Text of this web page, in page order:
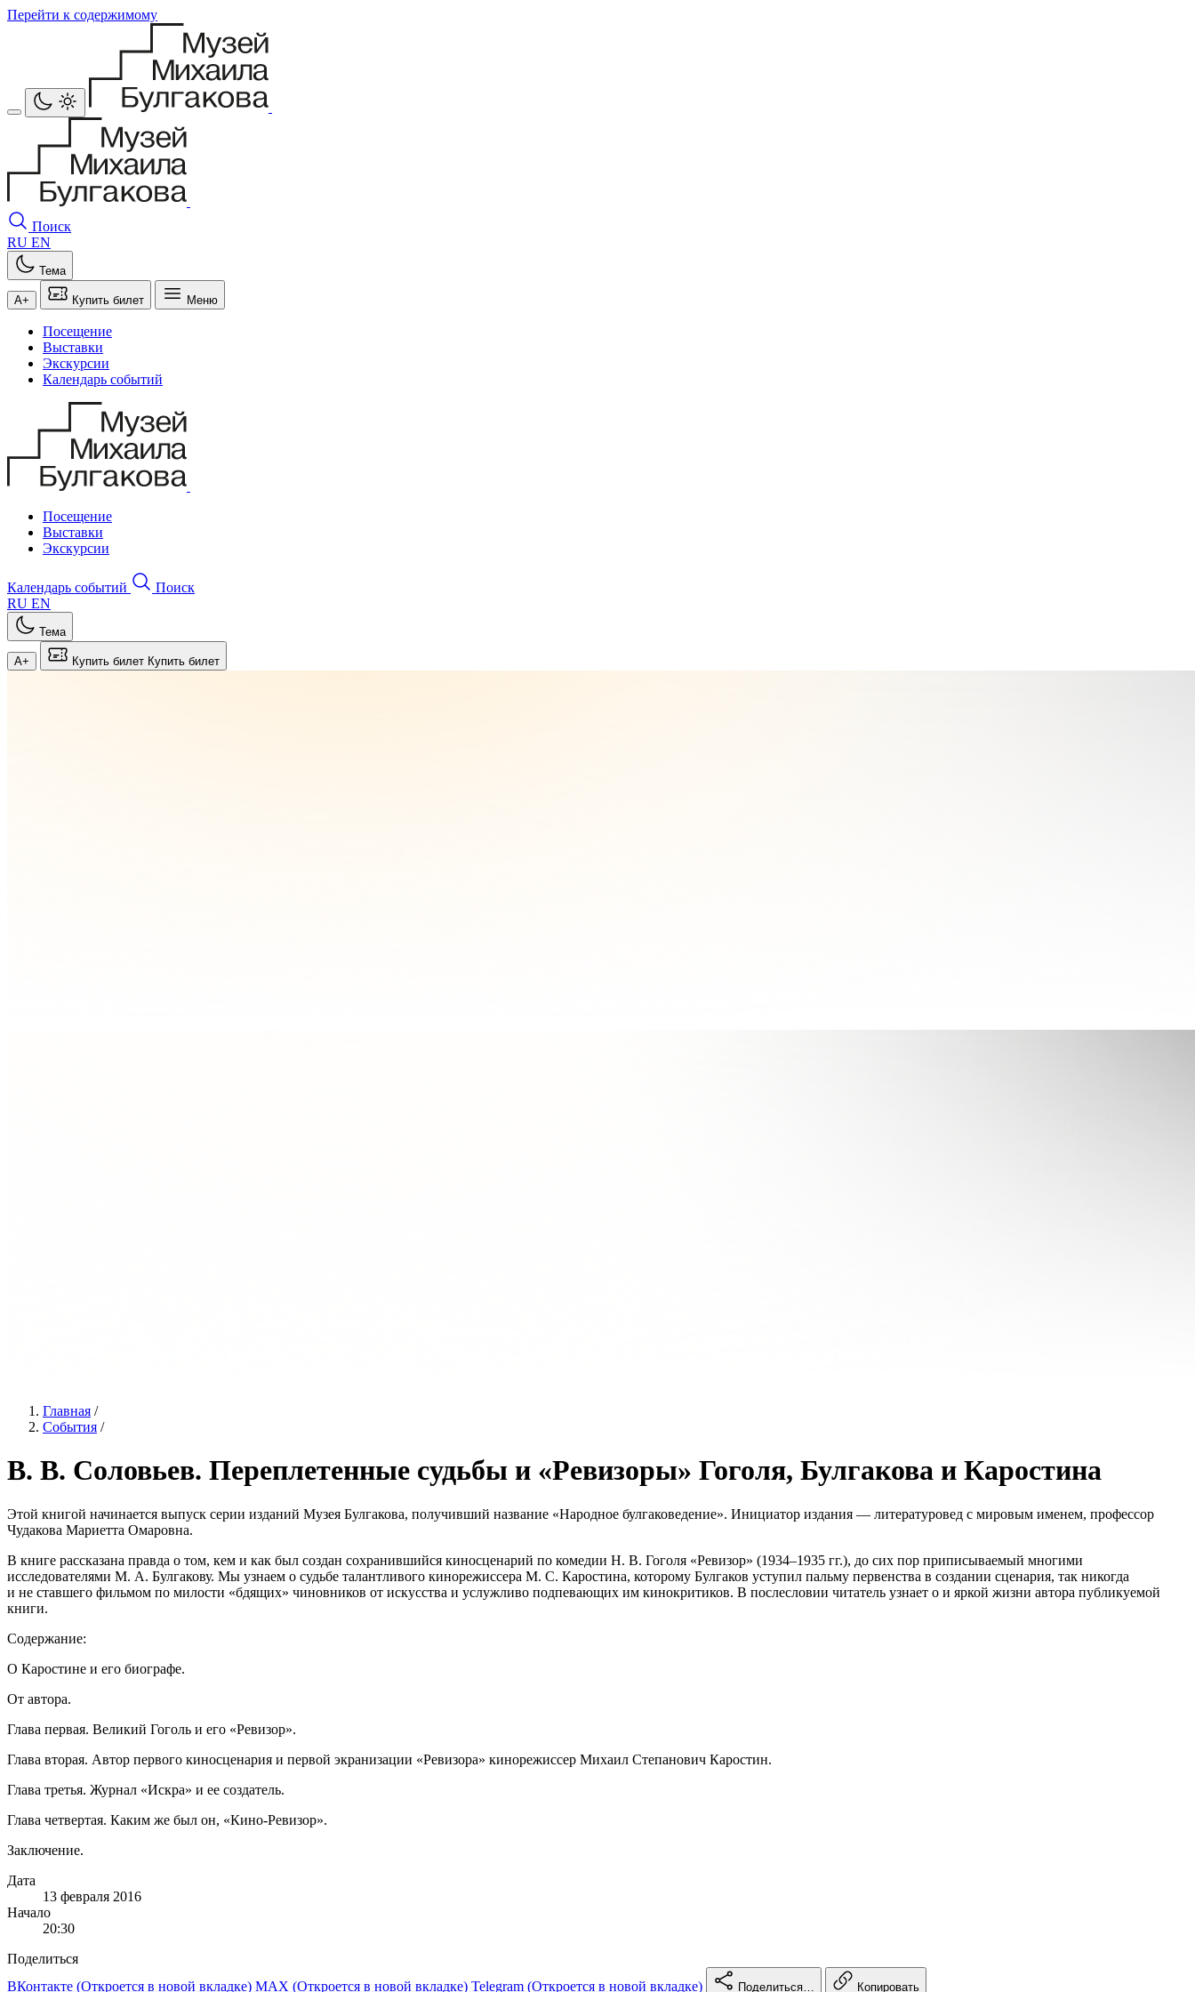
Перейти к содержимому
Поиск
RU EN
Тема
A+ Купить билет Меню
Посещение
Выставки
Экскурсии
Календарь событий
Посещение
Выставки
Экскурсии
Календарь событий
Поиск
RU EN
Тема
A+ Купить билет Купить билет
Главная /
События /
В. В. Соловьев. Переплетенные судьбы и «Ревизоры» Гоголя, Булгакова и Каростина
Этой книгой начинается выпуск серии изданий Музея Булгакова, получивший название «Народное булгаковедение». Инициатор издания — литературовед с мировым именем, профессор
Чудакова Мариетта Омаровна.
В книге рассказана правда о том, кем и как был создан сохранившийся киносценарий по комедии Н. В. Гоголя «Ревизор» (1934–1935 гг.), до сих пор приписываемый многими
исследователями М. А. Булгакову. Мы узнаем о судьбе талантливого кинорежиссера М. С. Каростина, которому Булгаков уступил пальму первенства в создании сценария, так никогда
и не ставшего фильмом по милости «бдящих» чиновников от искусства и услужливо подпевающих им кинокритиков. В послесловии читатель узнает о и яркой жизни автора публикуемой
книги.
Содержание:
О Каростине и его биографе.
От автора.
Глава первая. Великий Гоголь и его «Ревизор».
Глава вторая. Автор первого киносценария и первой экранизации «Ревизора» кинорежиссер Михаил Степанович Каростин.
Глава третья. Журнал «Искра» и ее создатель.
Глава четвертая. Каким же был он, «Кино‑Ревизор».
Заключение.
Дата
13 февраля 2016
Начало
20:30
Поделиться
ВКонтакте (Откроется в новой вкладке) MAX (Откроется в новой вкладке) Telegram (Откроется в новой вкладке) Поделиться… Копировать